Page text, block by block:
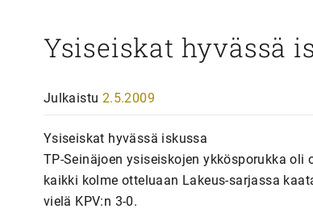
Ysiseiskat hyvässä
Julkaistu 2.5.2009
Ysiseiskat hyvässä iskussa
TP-Seinäjoen ysiseiskojen ykkösporukka
kaikki kolme otteluaan Lakeus-sarjassa
vielä KPV:n 3-0.